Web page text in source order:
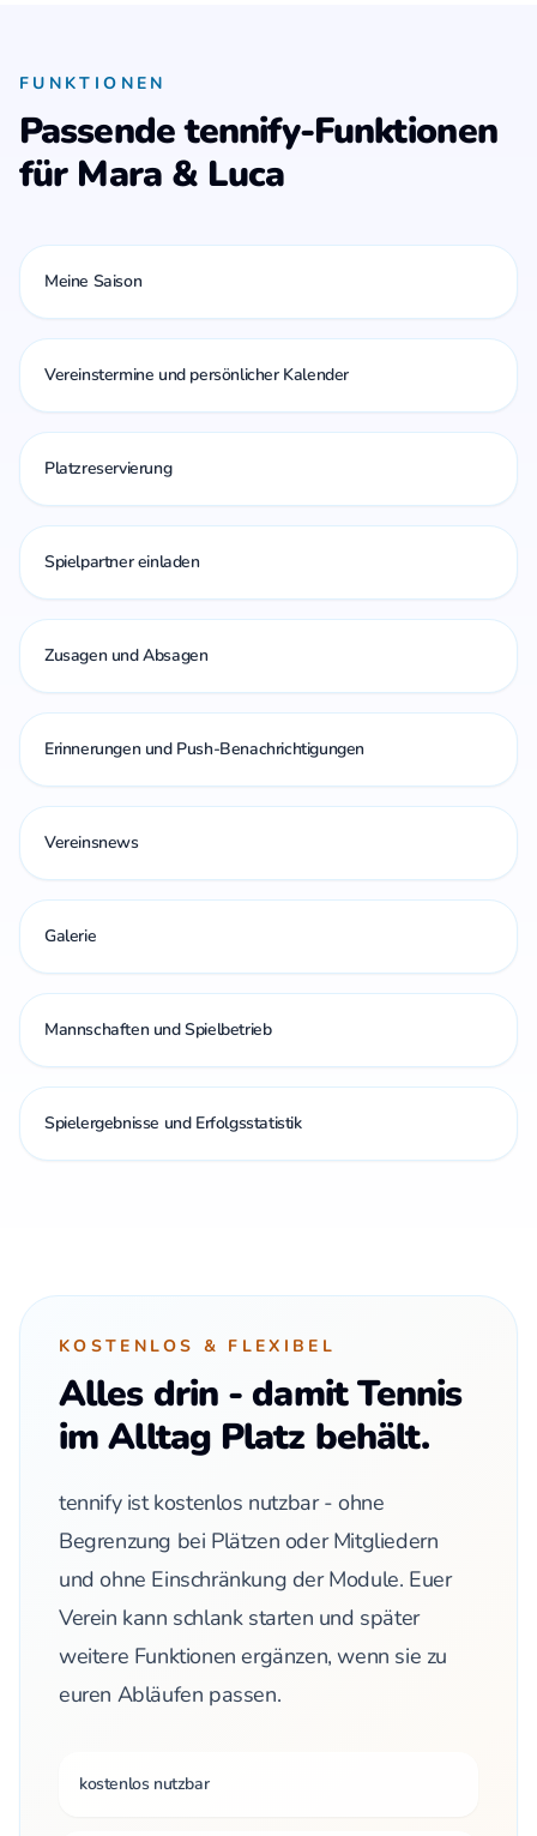
FUNKTIONEN
Passende tennify-Funktionen
für Mara & Luca
Meine Saison
Vereinstermine und persönlicher Kalender
Platzreservierung
Spielpartner einladen
Zusagen und Absagen
Erinnerungen und Push-Benachrichtigungen
Vereinsnews
Galerie
Mannschaften und Spielbetrieb
Spielergebnisse und Erfolgsstatistik
KOSTENLOS & FLEXIBEL
Alles drin - damit Tennis
im Alltag Platz behält.
tennify ist kostenlos nutzbar - ohne
Begrenzung bei Plätzen oder Mitgliedern
und ohne Einschränkung der Module. Euer
Verein kann schlank starten und später
weitere Funktionen ergänzen, wenn sie zu
euren Abläufen passen.
kostenlos nutzbar